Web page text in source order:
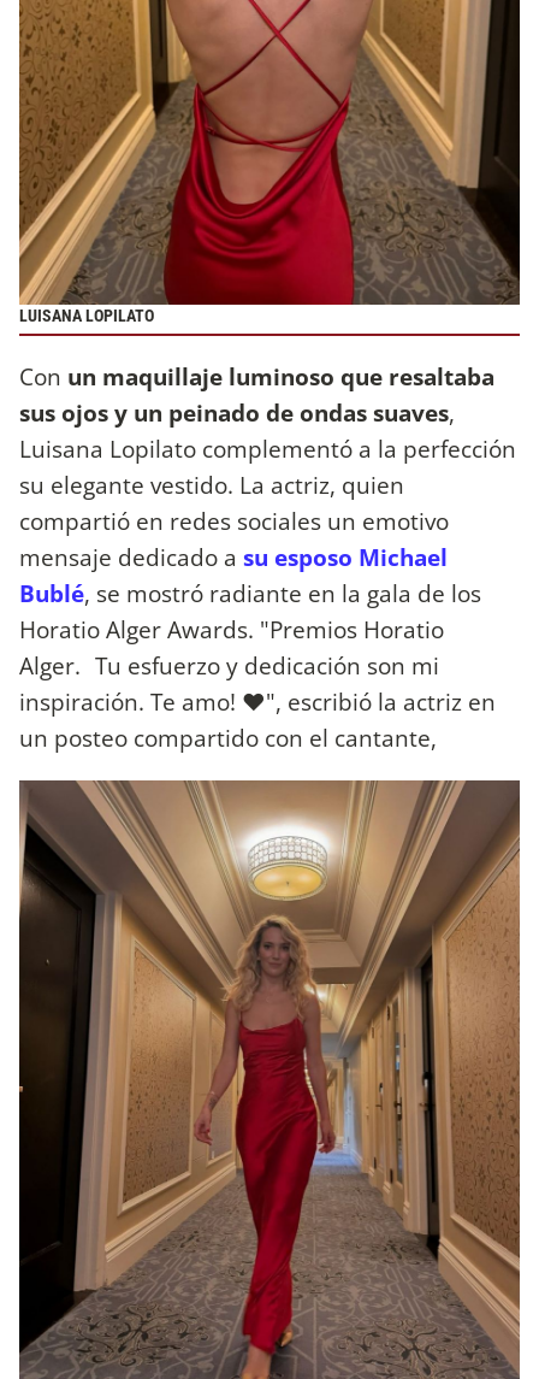
LUISANA LOPILATO
Con un maquillaje luminoso que resaltaba
sus ojos y un peinado de ondas suaves,
Luisana Lopilato complementó a la perfección
su elegante vestido. La actriz, quien
compartió en redes sociales un emotivo
mensaje dedicado a su esposo Michael
Bublé, se mostró radiante en la gala de los
Horatio Alger Awards. "Premios Horatio
Alger. Tu esfuerzo y dedicación son mi
inspiración. Te amo! ❤️", escribió la actriz en
un posteo compartido con el cantante,